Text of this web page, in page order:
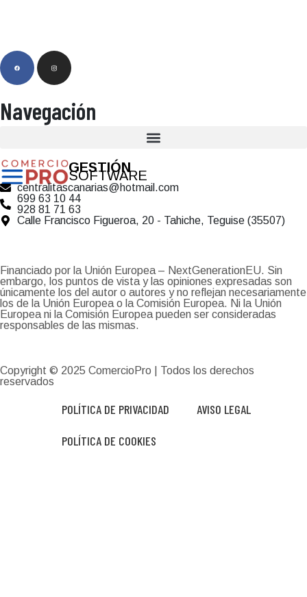
Navegación
GESTIÓN
SOFTWARE
centralitascanarias@hotmail.com
699 63 10 44
928 81 71 63
Calle Francisco Figueroa, 20 - Tahiche, Teguise (35507)
Financiado por la Unión Europea – NextGenerationEU. Sin
embargo, los puntos de vista y las opiniones expresadas son
únicamente los del autor o autores y no reflejan necesariamente
los de la Unión Europea o la Comisión Europea. Ni la Unión
Europea ni la Comisión Europea pueden ser consideradas
responsables de las mismas.
Copyright © 2025 ComercioPro | Todos los derechos
reservados
POLÍTICA DE PRIVACIDAD AVISO LEGAL
POLÍTICA DE COOKIES